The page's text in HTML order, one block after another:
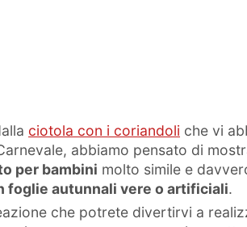
ciotola con i coriandoli che vi
abbiamo pensato di
per bambini molto simile e
foglie autunnali vere o artificiali.
che potrete divertirvi a